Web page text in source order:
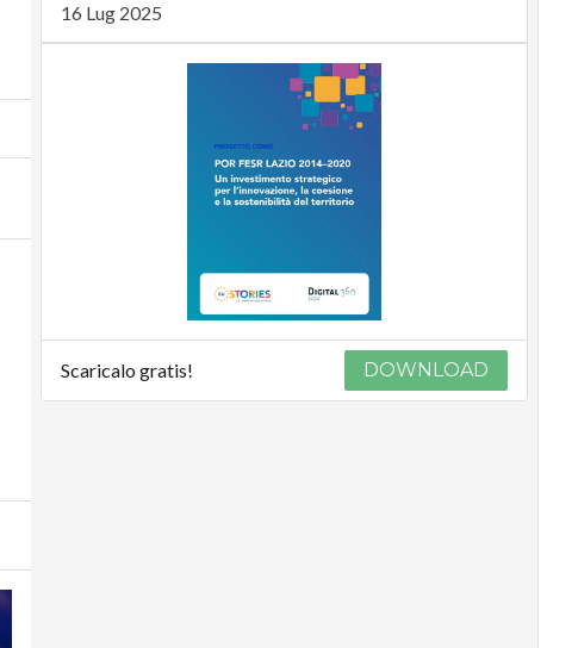
16 Lug 2025
Scaricalo gratis! DOWNLOAD